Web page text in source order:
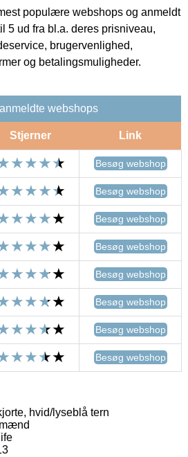
populære webshops og anmeldt
5 ud fra bl.a. deres prisniveau,
brugervenlighed,
og betalingsmuligheder.
webshops
Stjerner Link
Besøg webshop
Besøg webshop
Besøg webshop
Besøg webshop
Besøg webshop
Besøg webshop
Besøg webshop
Besøg webshop
hvid/lyseblå tern